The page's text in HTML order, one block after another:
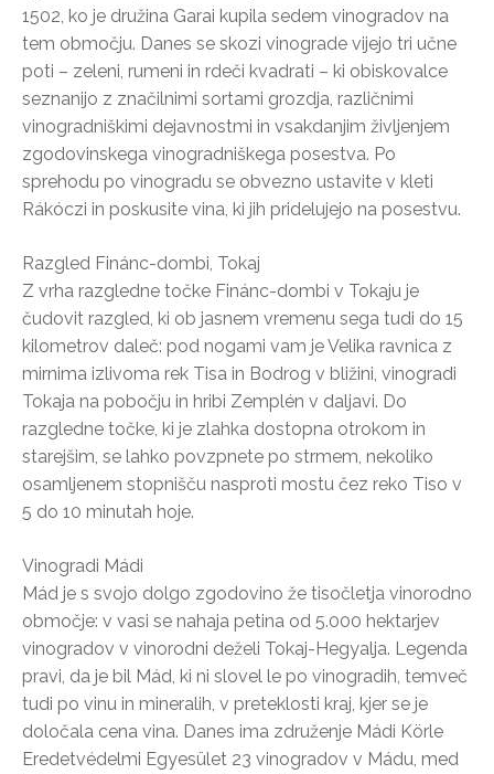
1502, ko je družina Garai kupila sedem vinogradov na
tem območju. Danes se skozi vinograde vijejo tri učne
poti – zeleni, rumeni in rdeči kvadrati – ki obiskovalce
seznanijo z značilnimi sortami grozdja, različnimi
vinogradniškimi dejavnostmi in vsakdanjim življenjem
zgodovinskega vinogradniškega posestva. Po
sprehodu po vinogradu se obvezno ustavite v kleti
Rákóczi in poskusite vina, ki jih pridelujejo na posestvu.
Razgled Finánc-dombi, Tokaj
Z vrha razgledne točke Finánc-dombi v Tokaju je
čudovit razgled, ki ob jasnem vremenu sega tudi do 15
kilometrov daleč: pod nogami vam je Velika ravnica z
mirnima izlivoma rek Tisa in Bodrog v bližini, vinogradi
Tokaja na pobočju in hribi Zemplén v daljavi. Do
razgledne točke, ki je zlahka dostopna otrokom in
starejšim, se lahko povzpnete po strmem, nekoliko
osamljenem stopnišču nasproti mostu čez reko Tiso v
5 do 10 minutah hoje.
Vinogradi Mádi
Mád je s svojo dolgo zgodovino že tisočletja vinorodno
območje: v vasi se nahaja petina od 5.000 hektarjev
vinogradov v vinorodni deželi Tokaj-Hegyalja. Legenda
pravi, da je bil Mád, ki ni slovel le po vinogradih, temveč
tudi po vinu in mineralih, v preteklosti kraj, kjer se je
določala cena vina. Danes ima združenje Mádi Körle
Eredetvédelmi Egyesület 23 vinogradov v Mádu, med